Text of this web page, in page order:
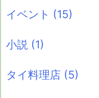
イベント (15)
小説 (1)
タイ料理店 (5)